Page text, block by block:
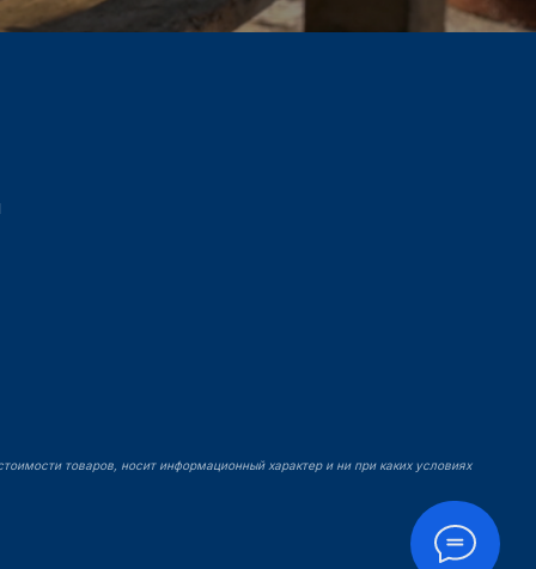
товаров, носит информационный характер и ни при каких условиях